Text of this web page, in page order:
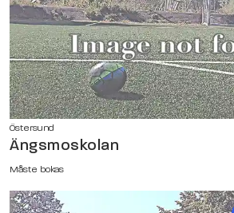
Östersund
Ängsmoskolan
Måste bokas